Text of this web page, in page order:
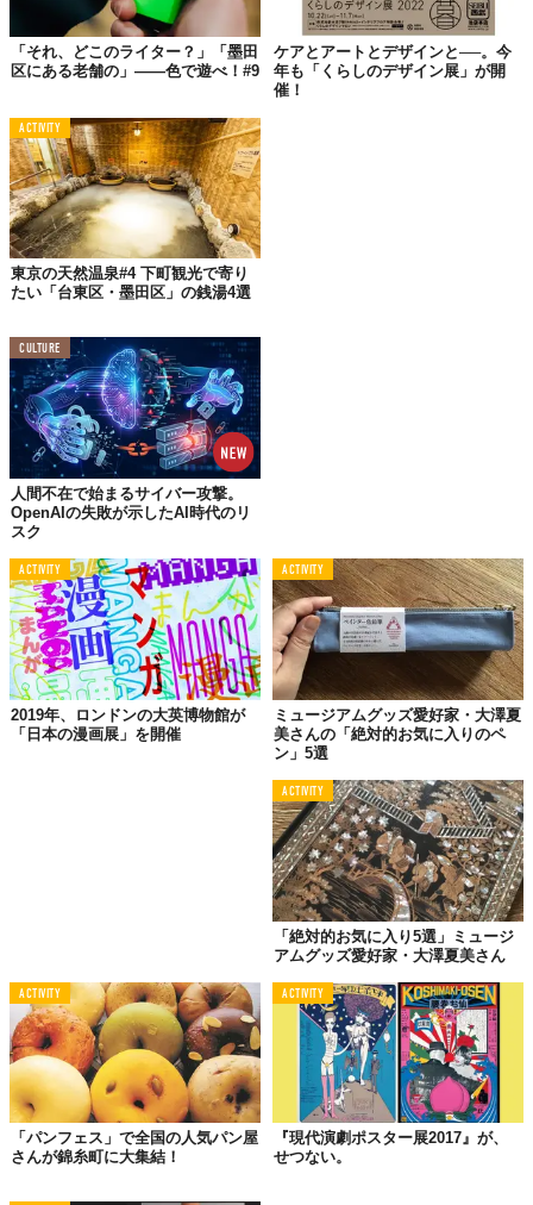
©たばこと塩の博物館
「それ、どこのライター？」「墨田
区にある老舗の」――色で遊べ！#9
ケアとアートとデザインと──。今
年も「くらしのデザイン展」が開
催！
ACTIVITY
東京の天然温泉#4 下町観光で寄り
たい「台東区・墨田区」の銭湯4選
CULTURE
人間不在で始まるサイバー攻撃。
OpenAIの失敗が示したAI時代のリ
スク
ACTIVITY
2019年、ロンドンの大英博物館が
「日本の漫画展」を開催
ACTIVITY
ミュージアムグッズ愛好家・大澤夏
美さんの「絶対的お気に入りのペ
ン」5選
ACTIVITY
「絶対的お気に入り5選」ミュージ
アムグッズ愛好家・大澤夏美さん
ACTIVITY
「パンフェス」で全国の人気パン屋
さんが錦糸町に大集結！
ACTIVITY
『現代演劇ポスター展2017』が、
せつない。